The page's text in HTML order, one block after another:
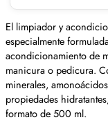
El limpiador y
especialmente
acondicionamiento de
manicura o pedicura.
minerales,
propiedades
formato de 500 ml.